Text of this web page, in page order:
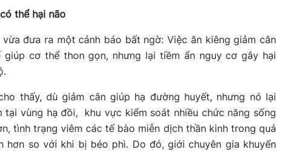
thể hại não
vừa đưa ra một cảnh báo bất ngờ: Việc ăn kiêng giảm cân
cơ thể thon gọn, nhưng lại tiềm ẩn nguy cơ gây hại
thấy, dù giảm cân giúp hạ đường huyết, nhưng nó lại
tại vùng hạ đồi, khu vực kiểm soát nhiều chức năng sống
tình trạng viêm các tế bào miễn dịch thần kinh trong quá
hơn so với khi bị béo phì. Do đó, giới chuyên gia khuyến